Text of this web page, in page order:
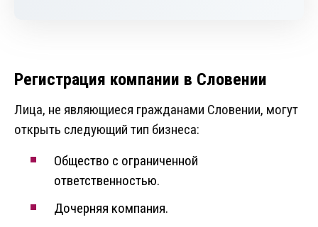
Регистрация компании в Словении
Лица, не являющиеся гражданами Словении, могут
открыть следующий тип бизнеса:
Общество с ограниченной
ответственностью.
Дочерняя компания.